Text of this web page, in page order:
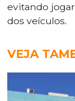
evitando
dos veículos.
VEJA